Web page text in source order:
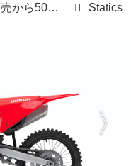
モトクロッサー発売から50周年を迎えるホンダの2023年モデルが発表 Statics